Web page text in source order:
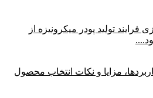
فرایند تولید پودر میکرونیزه از